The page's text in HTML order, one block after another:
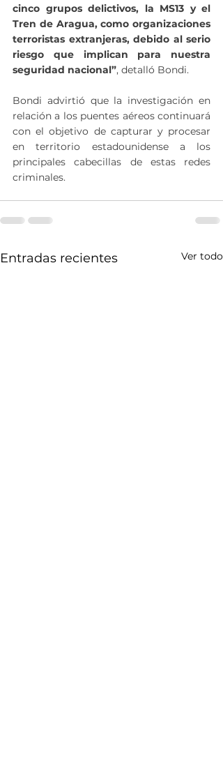
cinco grupos delictivos, la MS13 y el
Tren de Aragua, como organizaciones
terroristas extranjeras, debido al serio
riesgo que implican para nuestra
seguridad nacional”, detalló Bondi.
Bondi advirtió que la investigación en
relación a los puentes aéreos continuará
con el objetivo de capturar y procesar
en territorio estadounidense a los
principales cabecillas de estas redes
criminales.
Entradas recientes Ver todo